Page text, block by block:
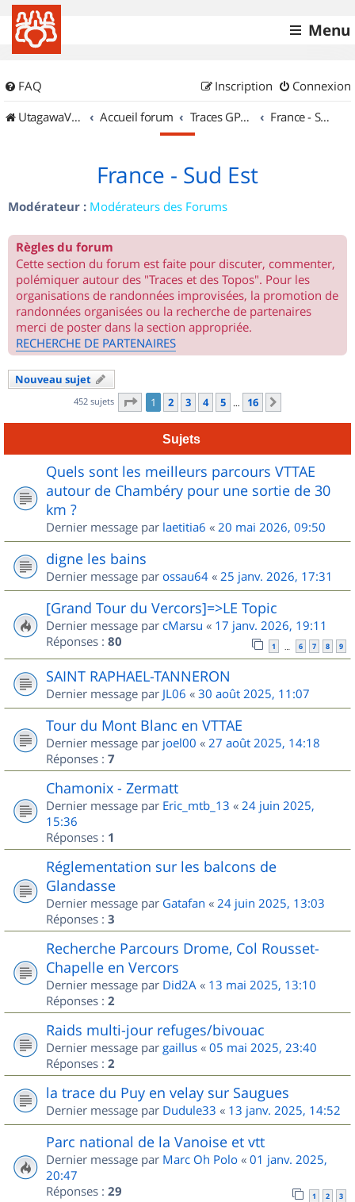
Menu
FAQ Connexion
Inscription
UtagawaVTT (Randos VTT et VTTAE avec traces GPS)
Accueil forum Traces GPS de randos VTT France - Sud Est
France - Sud Est
Modérateur : Modérateurs des Forums
Règles du forum
Cette section du forum est faite pour discuter, commenter,
polémiquer autour des "Traces et des Topos". Pour les
organisations de randonnées improvisées, la promotion de
randonnées organisées ou la recherche de partenaires
merci de poster dans la section appropriée.
RECHERCHE DE PARTENAIRES
Nouveau sujet
452 sujets Page 1sur
1 2 3 4 5 … 16
Sujets
Quels sont les meilleurs parcours VTTAE
autour de Chambéry pour une sortie de 30
km ?
Dernier message par laetitia6 « 20 mai 2026, 09:50
digne les bains
Dernier message par ossau64 « 25 janv. 2026, 17:31
[Grand Tour du Vercors]=>LE Topic
Dernier message par cMarsu « 17 janv. 2026, 19:11
Réponses : 80 1 … 6 7 8 9
SAINT RAPHAEL-TANNERON
Dernier message par JL06 « 30 août 2025, 11:07
Tour du Mont Blanc en VTTAE
Dernier message par joel00 « 27 août 2025, 14:18
Réponses : 7
Chamonix - Zermatt
Dernier message par Eric_mtb_13 « 24 juin 2025,
15:36
Réponses : 1
Réglementation sur les balcons de
Glandasse
Dernier message par Gatafan « 24 juin 2025, 13:03
Réponses : 3
Recherche Parcours Drome, Col Rousset-
Chapelle en Vercors
Dernier message par Did2A « 13 mai 2025, 13:10
Réponses : 2
Raids multi-jour refuges/bivouac
Dernier message par gaillus « 05 mai 2025, 23:40
Réponses : 2
la trace du Puy en velay sur Saugues
Dernier message par Dudule33 « 13 janv. 2025, 14:52
Parc national de la Vanoise et vtt
Dernier message par Marc Oh Polo « 01 janv. 2025,
20:47
Réponses : 29 1 2 3